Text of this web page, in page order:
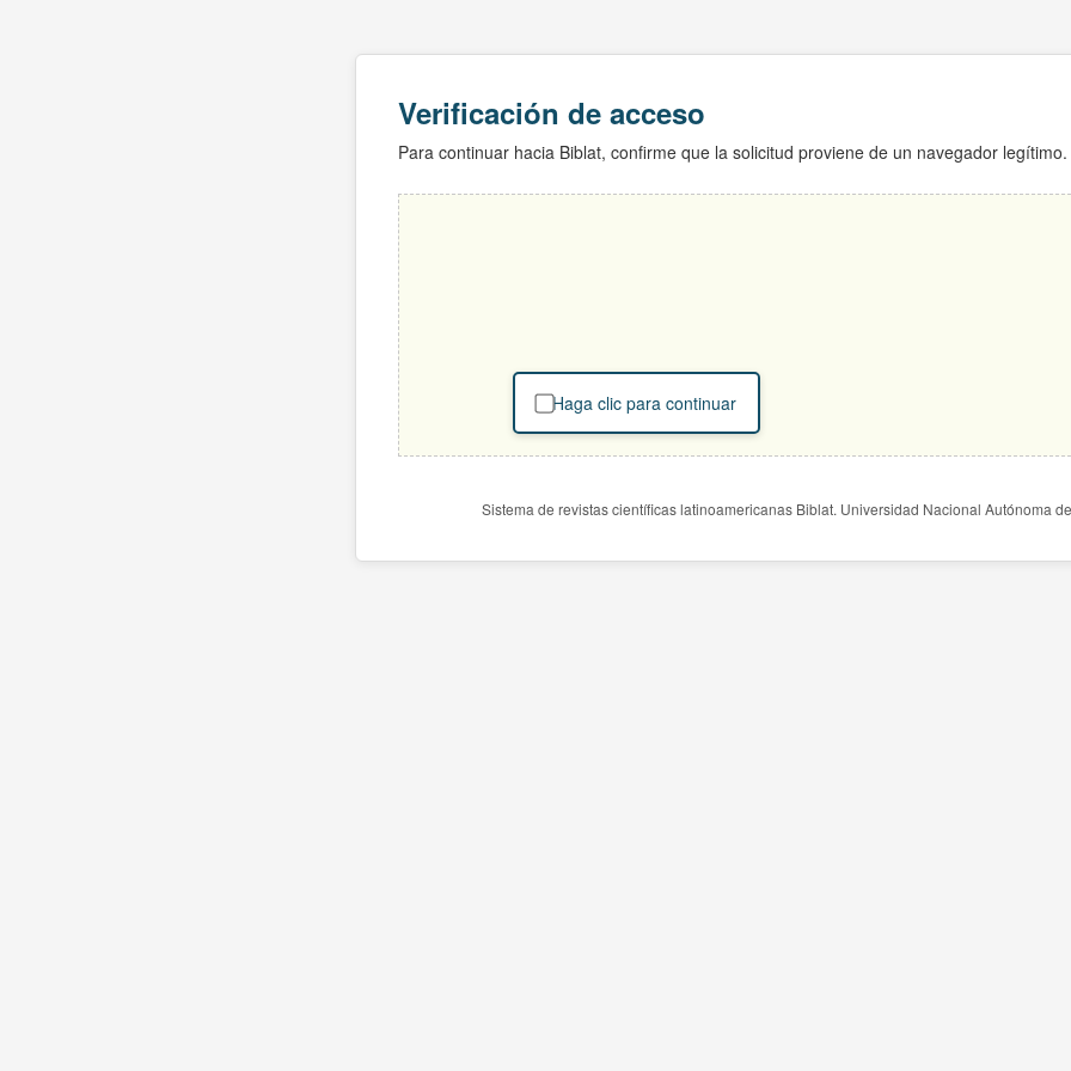
Verificación de acceso
Para continuar hacia Biblat, confirme que la solicitud proviene de un navegador legítimo.
Haga clic para continuar
Sistema de revistas científicas latinoamericanas Biblat. Universidad Nacional Autónoma